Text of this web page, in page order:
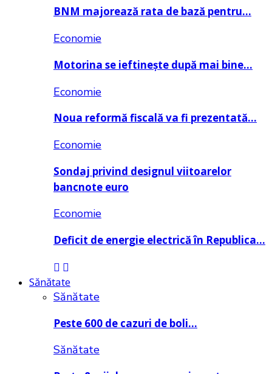
BNM majorează rata de bază pentru…
Economie
Motorina se ieftinește după mai bine…
Economie
Noua reformă fiscală va fi prezentată…
Economie
Sondaj privind designul viitoarelor
bancnote euro
Economie
Deficit de energie electrică în Republica…
Sănătate
Sănătate
Peste 600 de cazuri de boli…
Sănătate